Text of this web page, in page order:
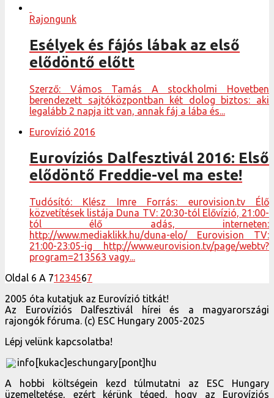
Rajongunk
Esélyek és fájós lábak az első
elődöntő előtt
Szerző: Vámos Tamás A stockholmi Hovetben
berendezett sajtóközpontban két dolog biztos: aki
legalább 2 napja itt van, annak fáj a lába és...
Eurovízió 2016
Eurovíziós Dalfesztivál 2016: Első
elődöntő Freddie-vel ma este!
Tudósító: Klész Imre Forrás: eurovision.tv Élő
közvetítések listája Duna TV: 20:30-tól Elővízió, 21:00-
tól élő adás, interneten:
http://www.mediaklikk.hu/duna-elo/ Eurovision TV:
21:00-23:05-ig http://www.eurovision.tv/page/webtv?
program=213563 vagy...
Oldal 6 A 71 234567
2005 óta kutatjuk az Eurovízió titkát!
Az Eurovíziós Dalfesztivál hírei és a magyarországi
rajongók fóruma. (c) ESC Hungary 2005-2025
Lépj velünk kapcsolatba!
info[kukac]eschungary[pont]hu
A hobbi költségein kezd túlmutatni az ESC Hungary
üzemeltetése, ezért kérünk téged, hogy az Eurovíziós